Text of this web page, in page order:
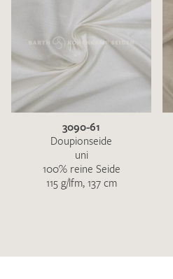
3090-61
Doupionseide
uni
100% reine Seide
115 g/lfm, 137 cm